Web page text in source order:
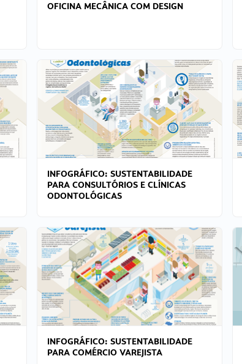
OFICINA MECÂNICA COM DESIGN
INFOGRÁFICO: SUSTENTABILIDADE
PARA CONSULTÓRIOS E CLÍNICAS
ODONTOLÓGICAS
INFOGRÁFICO: SUSTENTABILIDADE
PARA COMÉRCIO VAREJISTA